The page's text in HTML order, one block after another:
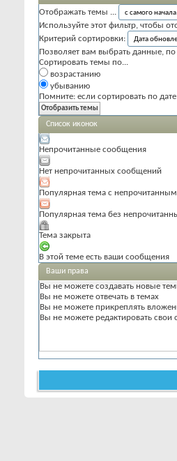
Отображать темы ...
Используйте этот фильтр, чтобы
Критерий сортировки:
Позволяет вам выбрать данные,
Сортировать темы по...
возрастанию
убыванию
Помните: если сортировать по
Список иконок
Непрочитанные сообщения
Нет непрочитанных сообщений
Популярная тема с
Популярная тема без
Тема закрыта
В этой теме есть ваши сообщения
Ваши права
Вы не можете создавать новые
Вы не можете отвечать в темах
Вы не можете прикреплять
Вы не можете редактировать